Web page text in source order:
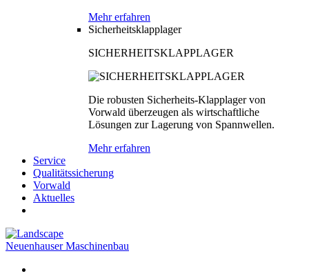
Mehr erfahren
Sicherheitsklapplager
SICHERHEITSKLAPPLAGER
Die robusten Sicherheits-Klapplager von
Vorwald überzeugen als wirtschaftliche
Lösungen zur Lagerung von Spannwellen.
Mehr erfahren
Service
Qualitätssicherung
Vorwald
Aktuelles
Neuenhauser Maschinenbau